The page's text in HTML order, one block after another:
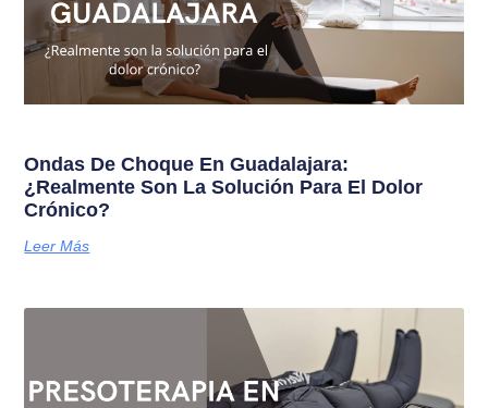
Ondas De Choque En Guadalajara:
¿Realmente Son La Solución Para El Dolor
Crónico?
Leer Más